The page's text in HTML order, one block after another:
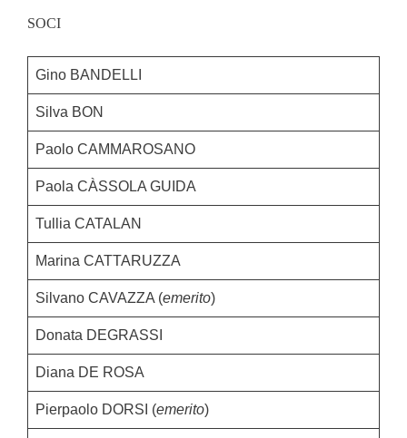
SOCI
Gino BANDELLI
Silva BON
Paolo CAMMAROSANO
Paola CÀSSOLA GUIDA
Tullia CATALAN
Marina CATTARUZZA
Silvano CAVAZZA (emerito)
Donata DEGRASSI
Diana DE ROSA
Pierpaolo DORSI (emerito)